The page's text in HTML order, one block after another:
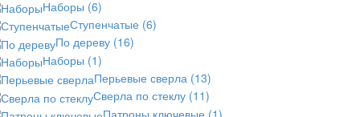
Наборы (6)
Ступенчатые (6)
По дереву (16)
Наборы (1)
Перьевые сверла (13)
Сверла по стеклу (11)
Патроны ключевые (1)